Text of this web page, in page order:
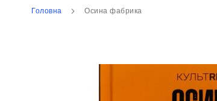
Головна Осина фабрика